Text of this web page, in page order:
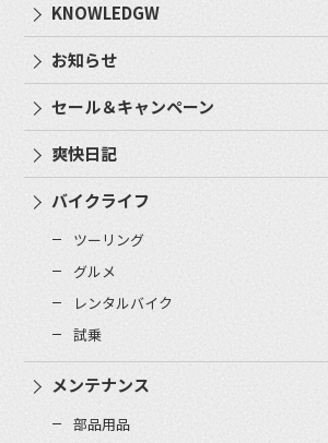
KNOWLEDGW
お知らせ
セール＆キャンペーン
爽快日記
バイクライフ
ツーリング
グルメ
レンタルバイク
試乗
メンテナンス
部品用品